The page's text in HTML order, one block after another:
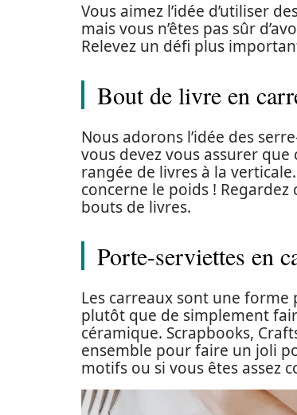
Vous aimez l’idée d’utiliser
mais vous n’êtes pas sûr
Relevez un défi plus
Bout de livre en
Nous adorons l’idée des
vous devez vous assurer
rangée de livres à la
concerne le poids !
bouts de livres.
Porte-serviettes en
Les carreaux sont une
plutôt que de simplement
céramique. Scrapbooks,
ensemble pour faire un joli
motifs ou si vous êtes assez